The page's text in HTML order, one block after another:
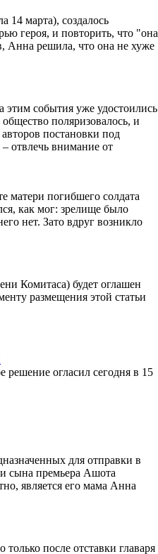
14 марта), создалось
героя, и повторить, что "она
Анна решила, что она не хуже
этим события уже удостоились
поляризовалось, и
постановки под
отвлечь внимание от
матери погибшего солдата
как мог: зрелище было
нет. Зато вдруг возникло
Комитаса) будет оглашен
размещения этой статьи
огласил сегодня в 15
для отправки в
сына премьера Ашота
является его мама Анна
после отставки главаря